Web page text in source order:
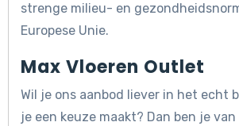
strenge milieu- en
Europese Unie.
Max Vloeren Outlet
Wil je ons aanbod liever in het echt
je een keuze maakt? Dan ben je